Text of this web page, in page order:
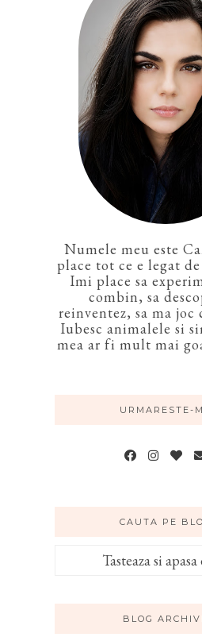
Numele meu este
place tot ce e legat
Imi place sa
combin, sa
reinventez, sa ma joc
Iubesc animalele si
mea ar fi mult mai
URMARESTE-
CAUTA PE
BLOG